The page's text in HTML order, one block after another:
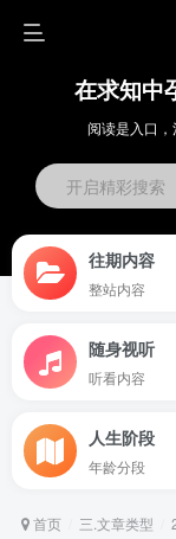
在求知中
阅读是入口
开启精彩搜索
往期内容
整站内容
随身视听
听看内容
人生阶段
年龄分段
首页 三.文章类型